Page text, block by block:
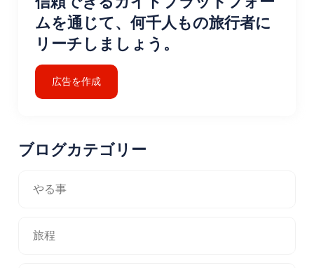
ムを通じて、何千人もの旅行者に
リーチしましょう。
広告を作成
ブログカテゴリー
やる事
旅程